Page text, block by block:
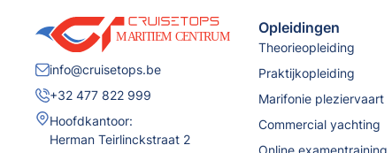
info@cruisetops.be
+32 477 822 999
Hoofdkantoor:
Herman Teirlinckstraat 2
Opleidingen
Theorieopleiding
Praktijkopleiding
Marifonie pleziervaart
Commercial yachting
Online examentraining